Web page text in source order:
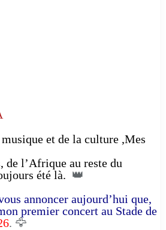
et de la culture ,Mes
de l’Afrique au reste du
été là. 👑
annoncer aujourd’hui que,
premier concert au Stade de
. 🦅